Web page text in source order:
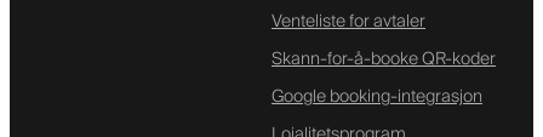
Venteliste for avtaler
Skann-for-å-booke QR-koder
Google booking-integrasjon